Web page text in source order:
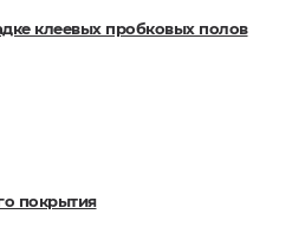
клеевых пробковых полов
покрытия